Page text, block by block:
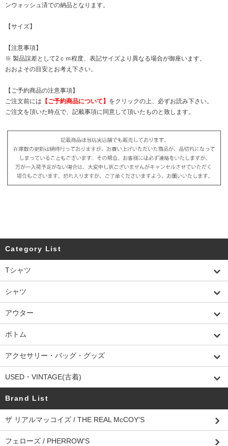
ンウォッシュ済での納品となります。
【サイズ】
【注意事項】
※ 製品誤差として2ｃｍ程度、表記サイズより異なる場合が御座います。
おおよその目安とお考え下さい。
【ご予約商品の注意事項】
ご注文前には 【ご予約商品について】 をクリックの上、必ずお読み下さい。
ご注文を頂いた時点で、記載事項に同意して頂いたものと致します。
Category List
Tシャツ
シャツ
アウター
ボトム
アクセサリー・バッグ・グッズ
USED・VINTAGE(古着)
Brand List
ザ リアルマッコイズ / THE REAL McCOY'S
フェローズ / PHERROW'S